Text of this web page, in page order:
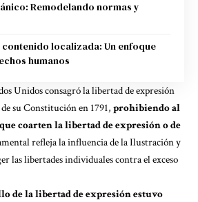
Remodelando normas y
localizada: Un enfoque
humanos
Unidos consagró la libertad de expresión
su Constitución en 1791, prohibiendo al
coarten la libertad de expresión o de
refleja la influencia de la Ilustración y
las libertades individuales contra el exceso
de la libertad de expresión estuvo